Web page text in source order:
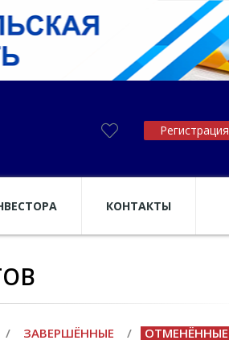
Регистрация
КОНТАКТЫ
/ ЗАВЕРШЁННЫЕ / ОТМЕНЁННЫЕ